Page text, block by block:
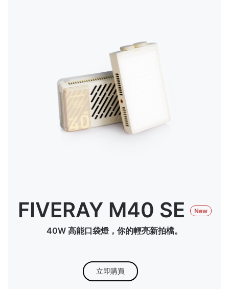
FIVERAY M40 SE New
40W 高能口袋燈，你的輕亮新拍檔。
立即購買